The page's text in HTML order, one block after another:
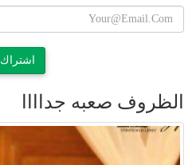
اشتراك
الظروف صعبه جداااا